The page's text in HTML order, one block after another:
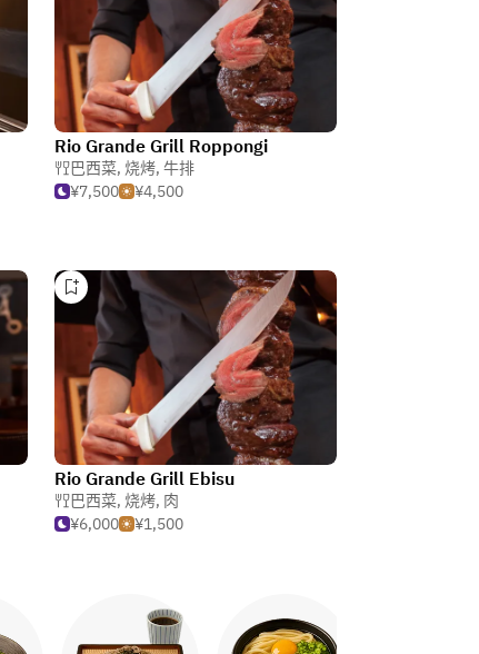
Rio Grande Grill Roppongi
巴西菜, 烧烤, 牛排
¥7,500
¥4,500
Rio Grande Grill Ebisu
巴西菜, 烧烤, 肉
¥6,000
¥1,500